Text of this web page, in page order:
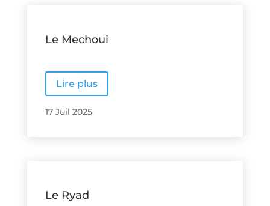
Le Mechoui
Lire plus
17 Juil 2025
Le Ryad